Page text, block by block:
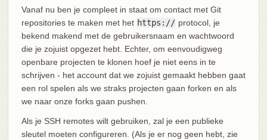
Vanaf nu ben je compleet in staat om contact met Git
repositories te maken met het https:// protocol, je
bekend makend met de gebruikersnaam en wachtwoord
die je zojuist opgezet hebt. Echter, om eenvoudigweg
openbare projecten te klonen hoef je niet eens in te
schrijven - het account dat we zojuist gemaakt hebben gaat
een rol spelen als we straks projecten gaan forken en als
we naar onze forks gaan pushen.
Als je SSH remotes wilt gebruiken, zal je een publieke
sleutel moeten configureren. (Als je er nog geen hebt, zie